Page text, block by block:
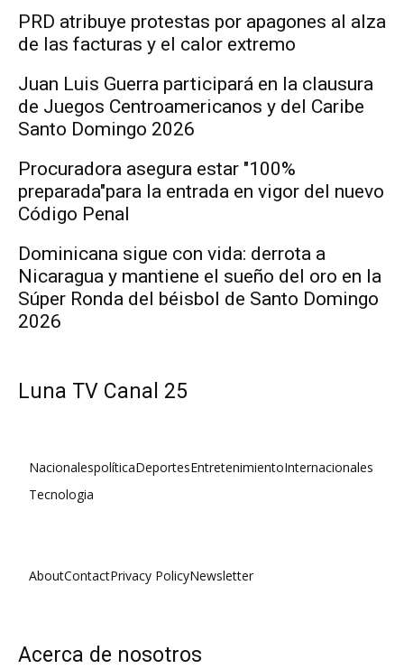
PRD atribuye protestas por apagones al alza
de las facturas y el calor extremo
Juan Luis Guerra participará en la clausura
de Juegos Centroamericanos y del Caribe
Santo Domingo 2026
Procuradora asegura estar "100%
preparada"para la entrada en vigor del nuevo
Código Penal
Dominicana sigue con vida: derrota a
Nicaragua y mantiene el sueño del oro en la
Súper Ronda del béisbol de Santo Domingo
2026
Luna TV Canal 25
NacionalespolíticaDeportesEntretenimientoInternacionales
Tecnologia
AboutContactPrivacy PolicyNewsletter
Acerca de nosotros